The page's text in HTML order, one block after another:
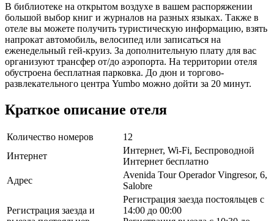
В библиотеке на открытом воздухе в вашем распоряжении
большой выбор книг и журналов на разных языках. Также в
отеле вы можете получить туристическую информацию, взять
напрокат автомобиль, велосипед или записаться на
еженедельный гей-круиз. За дополнительную плату для вас
организуют трансфер от/до аэропорта. На территории отеля
обустроена бесплатная парковка. До дюн и торгово-
развлекательного центра Yumbo можно дойти за 20 минут.
Краткое описание отеля
Количество номеров
12
Интернет
Интернет, Wi-Fi, Беспроводной
Интернет бесплатно
Адрес
Avenida Tour Operador Vingresor, 6,
Salobre
Регистрация заезда и
Регистрация заезда постояльцев с
14:00 до 00:00